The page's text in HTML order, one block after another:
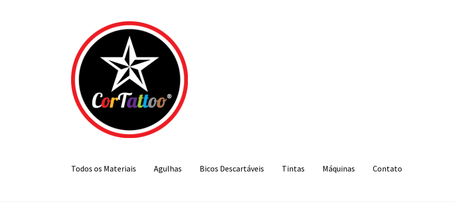
para
navegação
para
conteúdo
Todos os Materiais Agulhas Bicos Descartáveis Tintas Máquinas Contato